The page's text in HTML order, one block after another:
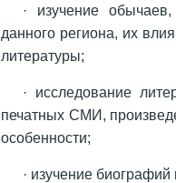
· изучение
данного региона, их
литературы;
· исследование
печатных СМИ,
особенности;
· изучение